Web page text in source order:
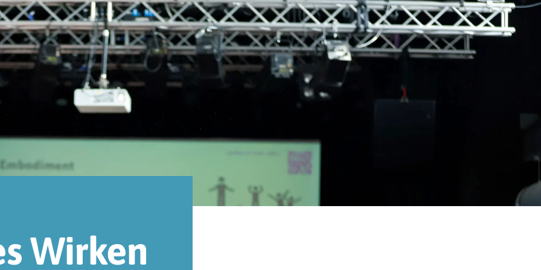
Wirken